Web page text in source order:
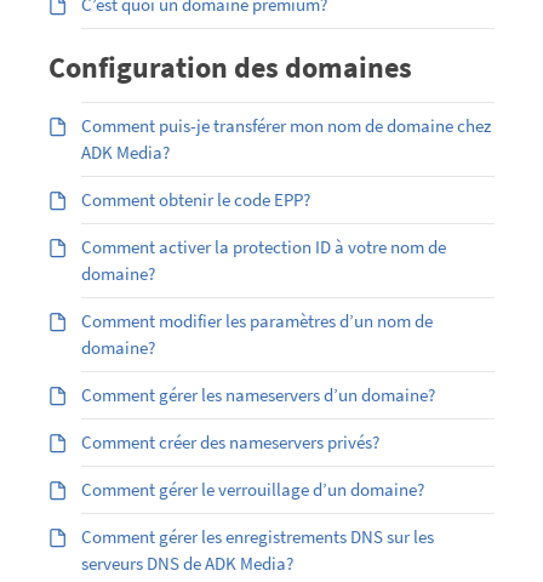
Configuration des domaines
Comment puis-je transférer mon nom de domaine chez
ADK Media?
Comment obtenir le code EPP?
Comment activer la protection ID à votre nom de
domaine?
Comment modifier les paramètres d’un nom de
domaine?
Comment gérer les nameservers d’un domaine?
Comment créer des nameservers privés?
Comment gérer le verrouillage d’un domaine?
Comment gérer les enregistrements DNS sur les
serveurs DNS de ADK Media?